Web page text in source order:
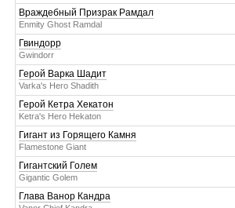
Враждебный Призрак Рамдал
Enmity Ghost Ramdal
Гвиндорр
Gwindorr
Герой Варка Шадит
Varka's Hero Shadith
Герой Кетра Хекатон
Ketra's Hero Hekaton
Гигант из Горящего Камня
Flamestone Giant
Гигантский Голем
Gigantic Golem
Глава Ванор Кандра